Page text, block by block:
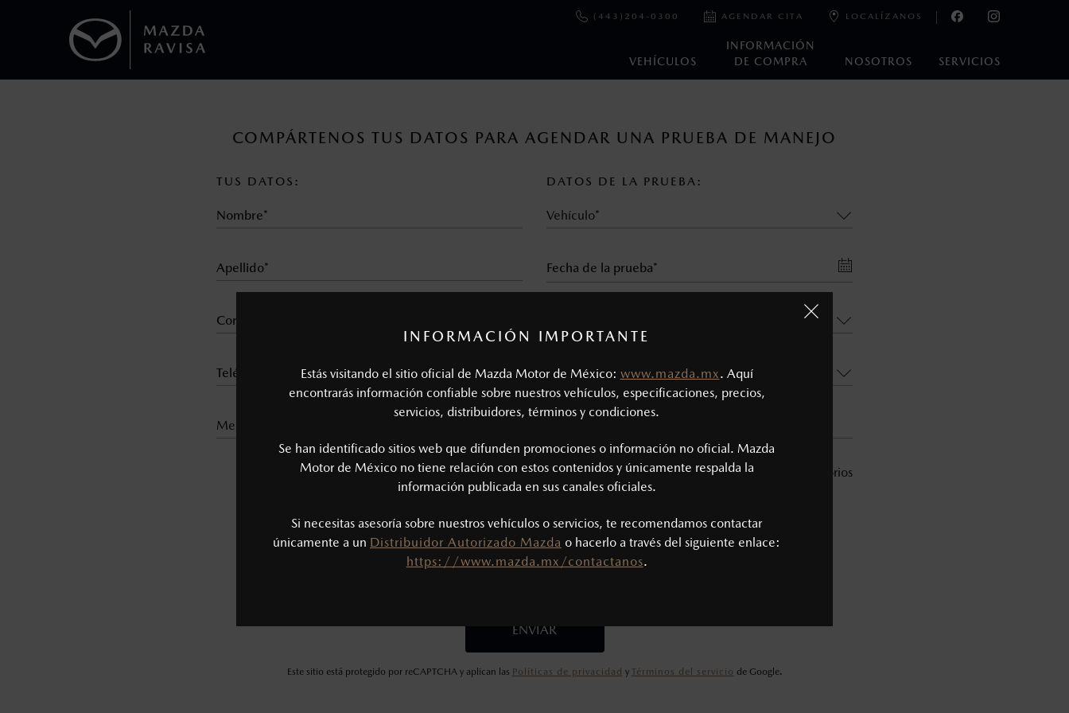
INFORMACIÓN IMPORTANTE
Estás visitando el sitio oficial de Mazda Motor de México: www.mazda.mx. Aquí
encontrarás información confiable sobre nuestros vehículos, especificaciones, precios,
servicios, distribuidores, términos y condiciones.
Se han identificado sitios web que difunden promociones o información no oficial. Mazda
Motor de México no tiene relación con estos contenidos y únicamente respalda la
información publicada en sus canales oficiales.
Si necesitas asesoría sobre nuestros vehículos o servicios, te recomendamos contactar
únicamente a un Distribuidor Autorizado Mazda o hacerlo a través del siguiente enlace:
https://www.mazda.mx/contactanos.
VEHÍCULOS
INFORMACIÓN
DE COMPRA
NOSOTROS SERVICIOS
(443)204-0300 AGENDAR CITA LOCALÍZANOS
COMPÁRTENOS TUS DATOS PARA AGENDAR UNA PRUEBA DE MANEJO
TUS DATOS:
medio de contacto*
DATOS DE LA PRUEBA:
Vehículo*
¿Considera otro vehículo?
* Campos obligatorios
Recibir promociones Tengo licencia vigente*
He leído y aceptado la
ENVIAR
Este sitio está protegido por reCAPTCHA y aplican las Políticas de privacidad y Términos del servicio de Google.
I.S.A.N., y pueden cambiar sin previo aviso, no incluyen: tenencias, placas, accesorios, seguro y gastos administrativos. Mazda de México, se reserva el derecho de
Todas las imágenes del sitio son meramente ilustrativas.